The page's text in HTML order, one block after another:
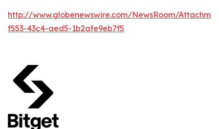
http://www.globenewswire.com/NewsRoom/
f553-43c4-aed5-1b2afe9eb7f5